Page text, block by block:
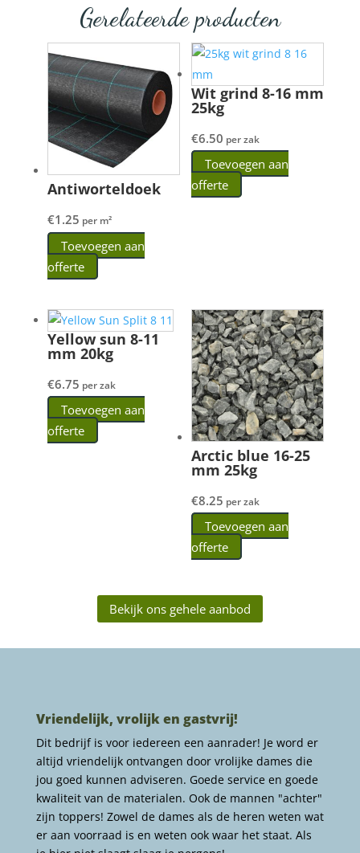
Gerelateerde producten
Antiworteldoek
€1.25 per m²
Toevoegen aan
offerte
Wit grind 8-16 mm
25kg
€6.50 per zak
Toevoegen aan
offerte
Yellow sun 8-11
mm 20kg
€6.75 per zak
Toevoegen aan
offerte
Arctic blue 16-25
mm 25kg
€8.25 per zak
Toevoegen aan
offerte
Bekijk ons gehele aanbod
Vriendelijk, vrolijk en gastvrij!
Dit bedrijf is voor iedereen een aanrader! Je word er
altijd vriendelijk ontvangen door vrolijke dames die
jou goed kunnen adviseren. Goede service en goede
kwaliteit van de materialen. Ook de mannen "achter"
zijn toppers! Zowel de dames als de heren weten wat
er aan voorraad is en weten ook waar het staat. Als